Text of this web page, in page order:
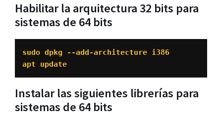
Habilitar la arquitectura 32 bits para
sistemas de 64 bits
sudo dpkg --add-architecture i386
apt update
Instalar las siguientes librerías para
sistemas de 64 bits